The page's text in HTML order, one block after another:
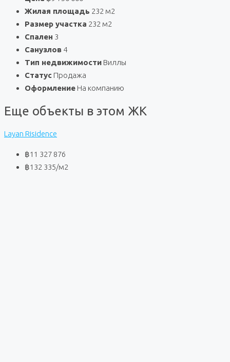
Жилая площадь 232 м2
Размер участка 232 м2
Спален 3
Санузлов 4
Тип недвижимости Виллы
Статус Продажа
Оформление На компанию
Еще объекты в этом ЖК
Layan Risidence
฿11 327 876
฿132 335/м2